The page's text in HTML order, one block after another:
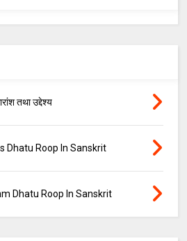
तथा उद्देश्य
Dhatu Roop In Sanskrit
Dhatu Roop In Sanskrit